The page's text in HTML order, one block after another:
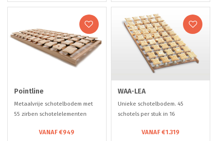
Pointline
Metaalvrije schotelbodem met
55 zirben schotelelementen
VANAF €949
WAA-LEA
Unieke schotelbodem. 45
schotels per stuk in 16
VANAF €1.319